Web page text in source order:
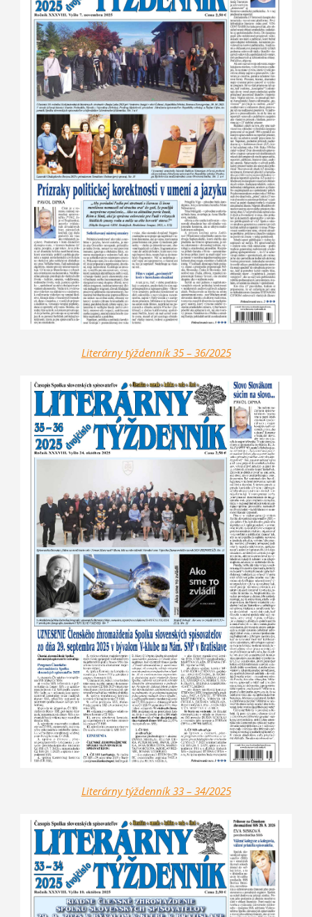
Literárny týždenník 35 – 36/2025
Literárny týždenník 33 – 34/2025